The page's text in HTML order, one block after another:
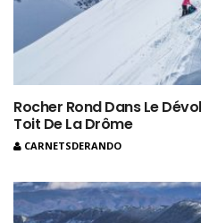
Rocher Rond Dans Le
Toit De La Drôme
CARNETSDERANDO